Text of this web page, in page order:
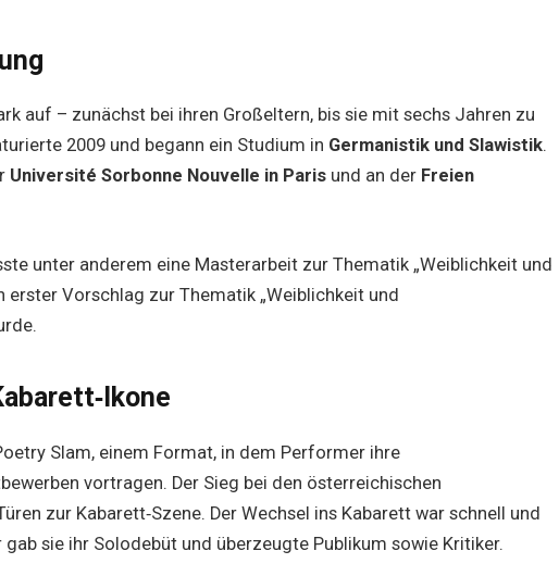
auf – zunächst bei ihren Großeltern, bis sie mit sechs Jahren zu
2009 und begann ein Studium in Germanistik und Slawistik.
Université Sorbonne Nouvelle in Paris und an der Freien
unter anderem eine Masterarbeit zur Thematik „Weiblichkeit und
erster Vorschlag zur Thematik „Weiblichkeit und
Slam, einem Format, in dem Performer ihre
vortragen. Der Sieg bei den österreichischen
zur Kabarett‑Szene. Der Wechsel ins Kabarett war schnell und
sie ihr Solodebüt und überzeugte Publikum sowie Kritiker.